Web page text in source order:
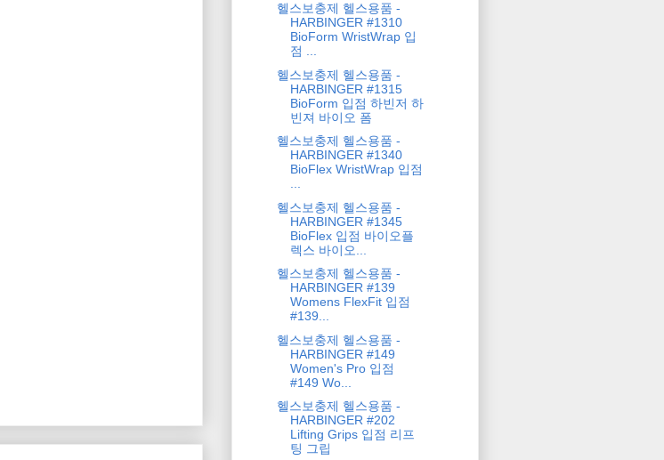
헬스보충제 헬스용품 -
HARBINGER #1310
BioForm WristWrap 입
점 ...
헬스보충제 헬스용품 -
HARBINGER #1315
BioForm 입점 하빈저 하
빈져 바이오 폼
헬스보충제 헬스용품 -
HARBINGER #1340
BioFlex WristWrap 입점
헬스보충제 헬스용품 -
HARBINGER #1345
BioFlex 입점 바이오플
렉스 바이오...
헬스보충제 헬스용품 -
HARBINGER #139
Womens FlexFit 입점
#139...
헬스보충제 헬스용품 -
HARBINGER #149
Women's Pro 입점
#149 Wo...
헬스보충제 헬스용품 -
HARBINGER #202
Lifting Grips 입점 리프
팅 그립